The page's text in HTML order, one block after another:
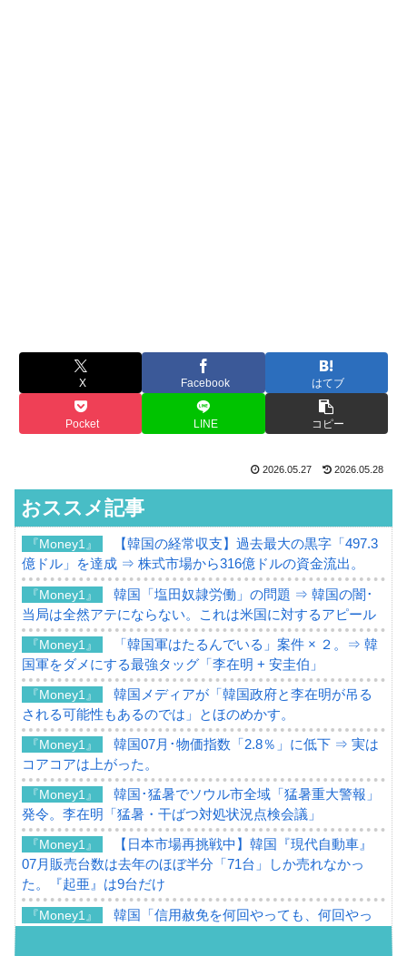
X Facebook はてブ
Pocket LINE コピー
2026.05.27 2026.05.28
おススメ記事
『Money1』
【韓国の経常収支】過去最大の黒字「497.3
億ドル」を達成 ⇒ 株式市場から316億ドルの資金流出。
『Money1』
韓国「塩田奴隷労働」の問題 ⇒ 韓国の闇･
当局は全然アテにならない。これは米国に対するアピール
『Money1』
「韓国軍はたるんでいる」案件 × ２。⇒ 韓
国軍をダメにする最強タッグ「李在明 + 安圭伯」
『Money1』
韓国メディアが「韓国政府と李在明が吊る
される可能性もあるのでは」とほのめかす。
『Money1』
韓国07月･物価指数「2.8％」に低下 ⇒ 実は
コアコアは上がった。
『Money1』
韓国･猛暑でソウル市全域「猛暑重大警報」
発令。李在明「猛暑・干ばつ対処状況点検会議」
『Money1』
【日本市場再挑戦中】韓国『現代自動車』
07月販売台数は去年のほぼ半分「71台」しか売れなかっ
た。『起亜』は9台だけ
『Money1』
韓国「信用赦免を何回やっても、何回やっ